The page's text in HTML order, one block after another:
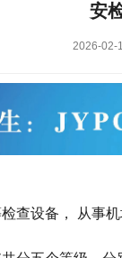
安
2026-02-
查设备， 从事机